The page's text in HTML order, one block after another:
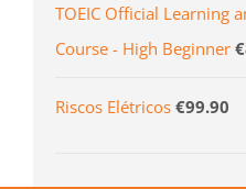
TOEIC Official Learning
Course - High Beginner €
Riscos Elétricos €99.90